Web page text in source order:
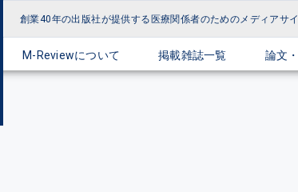
創業40年の出版社が提供する医療関係者のためのメディアサ
M-Reviewについて 掲載雑誌一覧 論文